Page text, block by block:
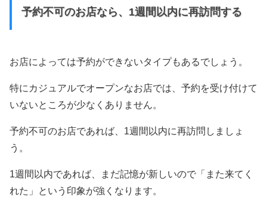
予約不可のお店なら、1週間以内に再訪問する
お店によっては予約ができないタイプもあるでしょう。
特にカジュアルでオープンなお店では、予約を受け付けて
いないところが少なくありません。
予約不可のお店であれば、1週間以内に再訪問しましょ
う。
1週間以内であれば、まだ記憶が新しいので「また来てく
れた」という印象が強くなります。